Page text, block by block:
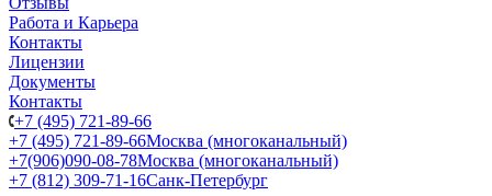
Работа и Карьера
Контакты
Лицензии
Документы
Контакты
+7 (495) 721-89-66
+7 (495) 721-89-66Москва (многоканальный)
+7(906)090-08-78Москва (многоканальный)
+7 (812) 309-71-16Санк-Петербург